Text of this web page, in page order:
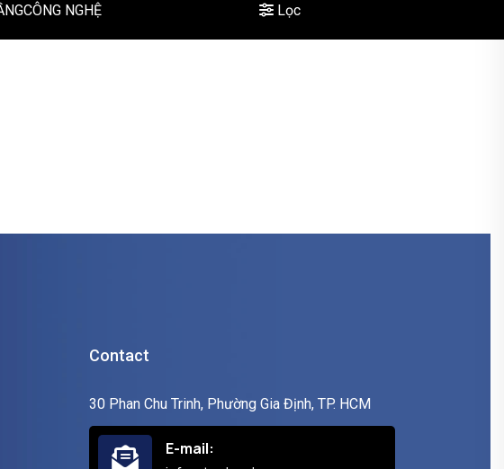
CÔNG NGHỆ Lọc
Contact
30 Phan Chu Trinh, Phường Gia Định, TP. HCM
E-mail: